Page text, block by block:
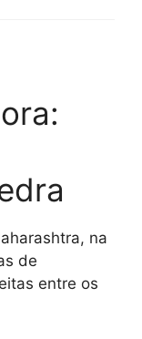
na
de
entre os